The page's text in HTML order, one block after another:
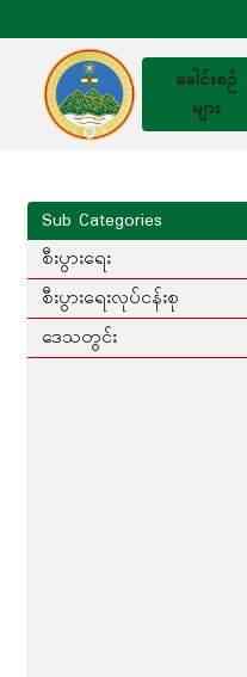
ခေါင်းစဥ်
များ
Sub Categories
စီးပွားရေး
စီးပွားရေးလုပ်ငန်းစု
ဒေသတွင်း